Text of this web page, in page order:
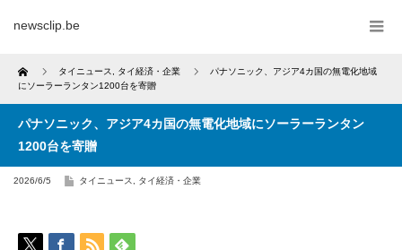
newsclip.be
Home タイニュース タイ経済・企業
パナソニック、アジア4カ国の無電化地域
にソーラーランタン1200台を寄贈
パナソニック、アジア4カ国の無電化地域にソーラーランタン
1200台を寄贈
2026/6/5 タイニュース タイ経済・企業